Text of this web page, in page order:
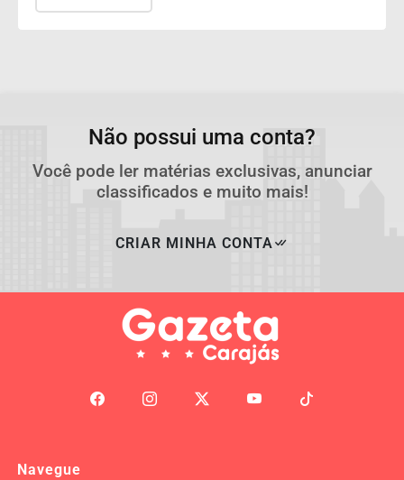
Não possui uma conta?
Você pode ler matérias exclusivas, anunciar
classificados e muito mais!
CRIAR MINHA CONTA
Navegue